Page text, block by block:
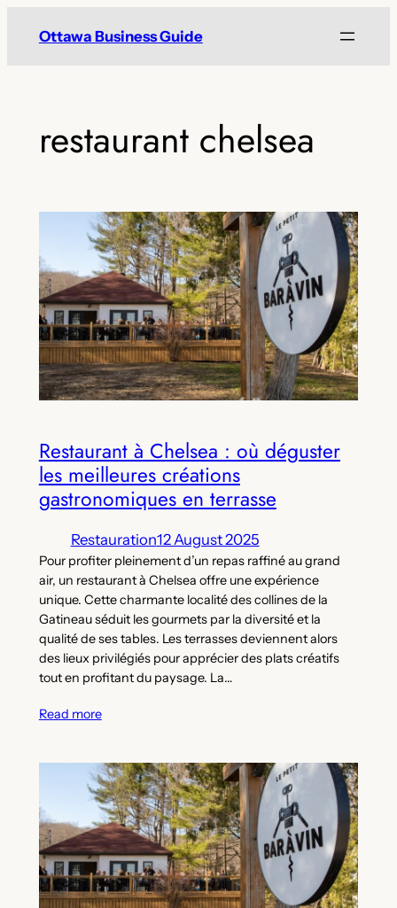
Ottawa Business Guide
restaurant chelsea
Restaurant à Chelsea : où déguster
les meilleures créations
gastronomiques en terrasse
Restauration12 August 2025
Pour profiter pleinement d’un repas raffiné au grand
air, un restaurant à Chelsea offre une expérience
unique. Cette charmante localité des collines de la
Gatineau séduit les gourmets par la diversité et la
qualité de ses tables. Les terrasses deviennent alors
des lieux privilégiés pour apprécier des plats créatifs
tout en profitant du paysage. La…
Read more